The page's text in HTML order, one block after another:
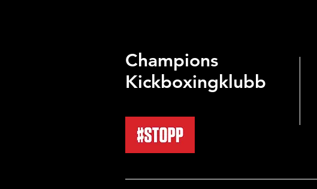
Champions
Kickboxingklubb